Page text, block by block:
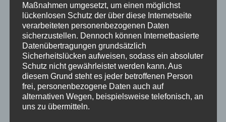
Juni 2015
Schlagworte
allgäu Allgäuer Festwoche allgäuer holzschilder
angebote aus holz ausstellung bayern echtholz
einzelanfertigungen firmenschilder gelasert
geschenk geschenkartikel
Maßnahmen umgesetzt, um einen möglichst
lückenlosen Schutz der über diese Internetseite
verarbeiteten personenbezogenen Daten
sicherzustellen. Dennoch können Internetbasierte
Datenübertragungen grundsätzlich
Sicherheitslücken aufweisen, sodass ein absoluter
Schutz nicht gewährleistet werden kann. Aus
diesem Grund steht es jeder betroffenen Person
frei, personenbezogene Daten auch auf
alternativen Wegen, beispielsweise telefonisch, an
uns zu übermitteln.